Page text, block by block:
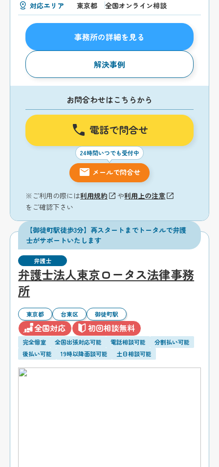
対応エリア 東京都 全国オンライン相談
事務所の詳細を見る
解決事例
お問合わせはこちらから
電話で問合せ
24時間いつでも受付中
メールで問合せ
※ご利用の際には利用規約 や利用上の注意
をご確認下さい
【御徒町駅徒歩3分】再スタートまでトータルで弁護
士がサポートいたします
弁護士
弁護士法人東京ロータス法律事務
所
東京都 台東区 御徒町駅
全国対応 初回相談無料
完全個室 全国出張対応可能 電話相談可能
分割払い可能
後払い可能
19時以降面談可能 土日相談可能